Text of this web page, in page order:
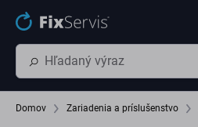
Preskočiť na hlavný obsah
Domov Zariadenia a príslušenstvo